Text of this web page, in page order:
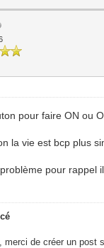
pour faire ON ou
la vie est bcp plus
pour rappel
merci de créer un post